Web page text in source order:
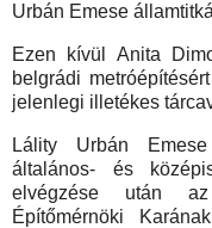
Urbán Emese
Ezen kívül Anita
belgrádi
jelenlegi illetékes
Lálity Urbán
általános- és
elvégzése után
Építőmérnöki